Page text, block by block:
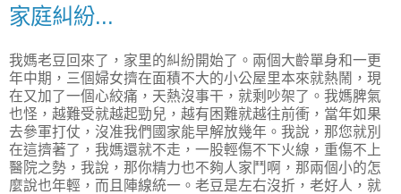
家庭糾紛...
我媽老豆回來了，家里的糾紛開始了。兩個大齡單身和一更
年中期，三個婦女擠在面積不大的小公屋里本來就熱鬧，現
在又加了一個心絞痛，天熱沒事干，就剩吵架了。我媽脾氣
也怪，越難受就越起勁兒，越有困難就越往前衝，當年如果
去參軍打仗，沒准我們國家能早解放幾年。我說，那您就別
在這擠著了，我媽還就不走，一股輕傷不下火線，重傷不上
醫院之勢，我說，那你精力也不夠人家鬥啊，那兩個小的怎
麼說也年輕，而且陣線統一。老豆是左右沒折，老好人，就